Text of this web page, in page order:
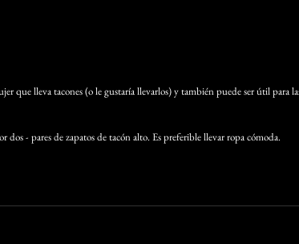
que lleva tacones (o le gustaría llevarlos) y también puede ser útil para
dos - pares de zapatos de tacón alto. Es preferible llevar ropa cómoda.